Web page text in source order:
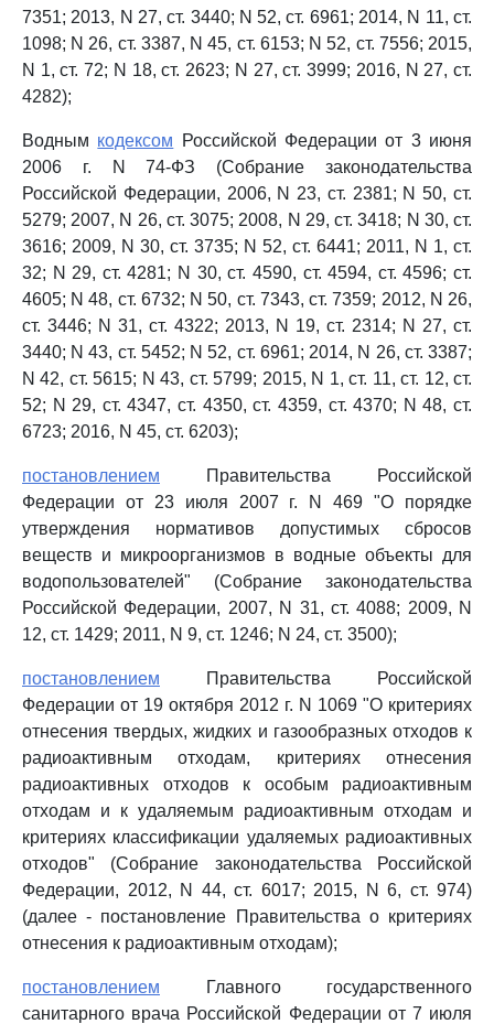
7351; 2013, N 27, ст. 3440; N 52, ст. 6961; 2014, N 11, ст.
1098; N 26, ст. 3387, N 45, ст. 6153; N 52, ст. 7556; 2015,
N 1, ст. 72; N 18, ст. 2623; N 27, ст. 3999; 2016, N 27, ст.
4282);
Водным кодексом Российской Федерации от 3 июня
2006 г. N 74-ФЗ (Собрание законодательства
Российской Федерации, 2006, N 23, ст. 2381; N 50, ст.
5279; 2007, N 26, ст. 3075; 2008, N 29, ст. 3418; N 30, ст.
3616; 2009, N 30, ст. 3735; N 52, ст. 6441; 2011, N 1, ст.
32; N 29, ст. 4281; N 30, ст. 4590, ст. 4594, ст. 4596; ст.
4605; N 48, ст. 6732; N 50, ст. 7343, ст. 7359; 2012, N 26,
ст. 3446; N 31, ст. 4322; 2013, N 19, ст. 2314; N 27, ст.
3440; N 43, ст. 5452; N 52, ст. 6961; 2014, N 26, ст. 3387;
N 42, ст. 5615; N 43, ст. 5799; 2015, N 1, ст. 11, ст. 12, ст.
52; N 29, ст. 4347, ст. 4350, ст. 4359, ст. 4370; N 48, ст.
6723; 2016, N 45, ст. 6203);
постановлением Правительства Российской
Федерации от 23 июля 2007 г. N 469 "О порядке
утверждения нормативов допустимых сбросов
веществ и микроорганизмов в водные объекты для
водопользователей" (Собрание законодательства
Российской Федерации, 2007, N 31, ст. 4088; 2009, N
12, ст. 1429; 2011, N 9, ст. 1246; N 24, ст. 3500);
постановлением Правительства Российской
Федерации от 19 октября 2012 г. N 1069 "О критериях
отнесения твердых, жидких и газообразных отходов к
радиоактивным отходам, критериях отнесения
радиоактивных отходов к особым радиоактивным
отходам и к удаляемым радиоактивным отходам и
критериях классификации удаляемых радиоактивных
отходов" (Собрание законодательства Российской
Федерации, 2012, N 44, ст. 6017; 2015, N 6, ст. 974)
(далее - постановление Правительства о критериях
отнесения к радиоактивным отходам);
постановлением Главного государственного
санитарного врача Российской Федерации от 7 июля